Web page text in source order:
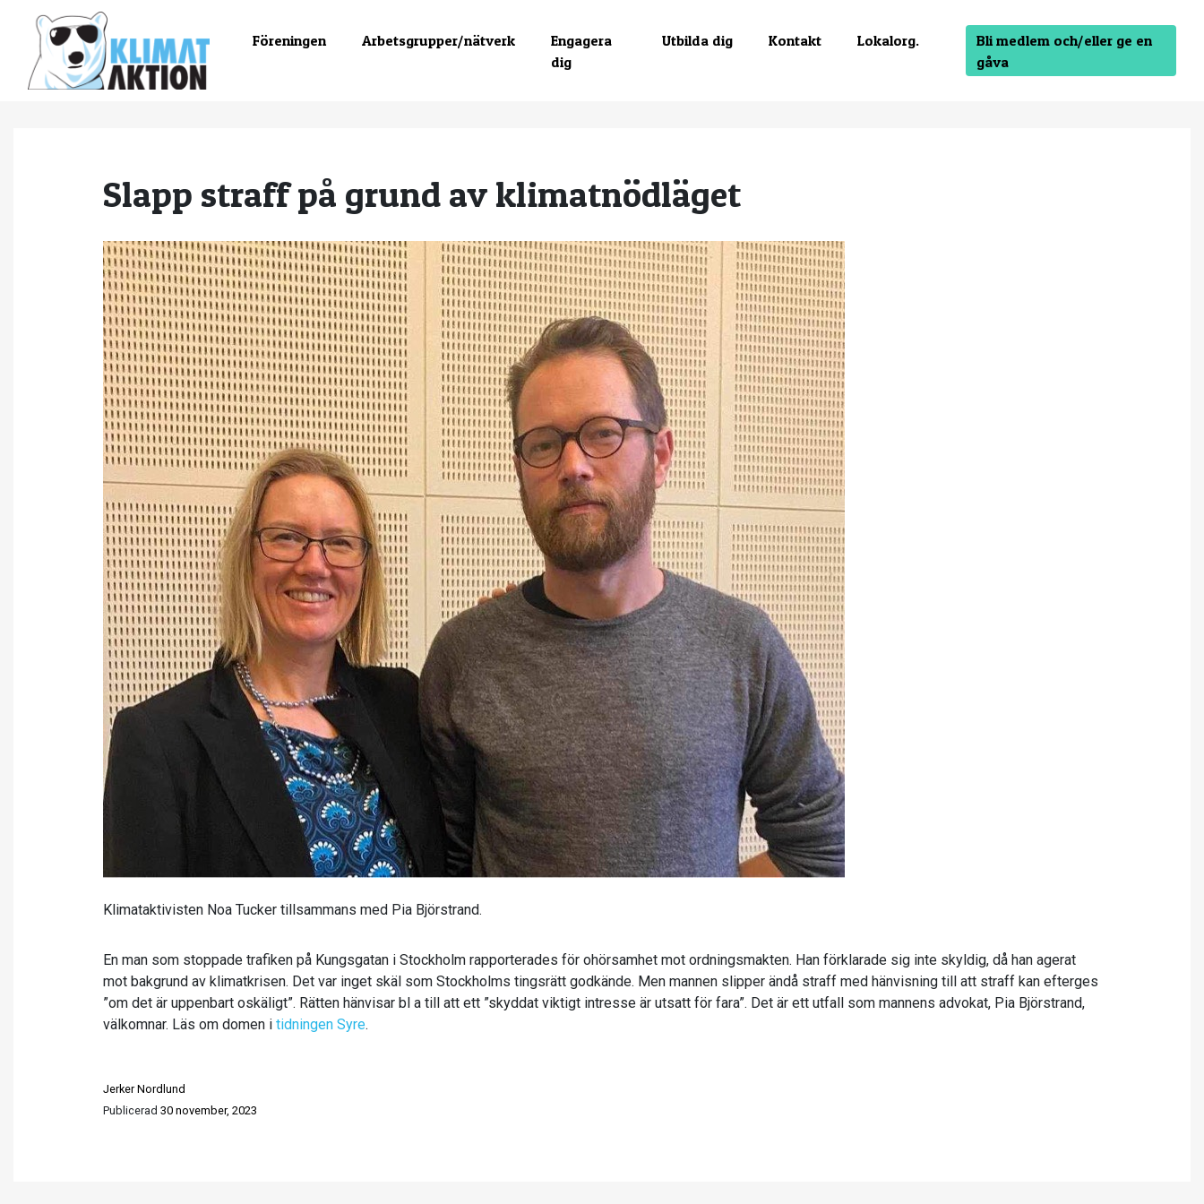
Föreningen Arbetsgrupper/nätverk
Engagera
dig
Utbilda dig Kontakt Lokalorg.
Bli medlem och/eller ge en
gåva
Slapp straff på grund av klimatnödläget
Klimataktivisten Noa Tucker tillsammans med Pia Björstrand.
En man som stoppade trafiken på Kungsgatan i Stockholm rapporterades för ohörsamhet mot ordningsmakten. Han förklarade sig inte skyldig, då han agerat
mot bakgrund av klimatkrisen. Det var inget skäl som Stockholms tingsrätt godkände. Men mannen slipper ändå straff med hänvisning till att straff kan efterges
”om det är uppenbart oskäligt”. Rätten hänvisar bl a till att ett ”skyddat viktigt intresse är utsatt för fara”. Det är ett utfall som mannens advokat, Pia Björstrand,
välkomnar. Läs om domen i tidningen Syre.
Jerker Nordlund
Publicerad 30 november, 2023